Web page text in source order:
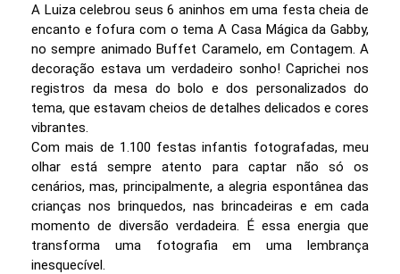
A Luiza celebrou seus 6 aninhos em uma festa cheia de
encanto e fofura com o tema A Casa Mágica da Gabby,
no sempre animado Buffet Caramelo, em Contagem. A
decoração estava um verdadeiro sonho! Caprichei nos
registros da mesa do bolo e dos personalizados do
tema, que estavam cheios de detalhes delicados e cores
vibrantes.
Com mais de 1.100 festas infantis fotografadas, meu
olhar está sempre atento para captar não só os
cenários, mas, principalmente, a alegria espontânea das
crianças nos brinquedos, nas brincadeiras e em cada
momento de diversão verdadeira. É essa energia que
transforma uma fotografia em uma lembrança
inesquecível.